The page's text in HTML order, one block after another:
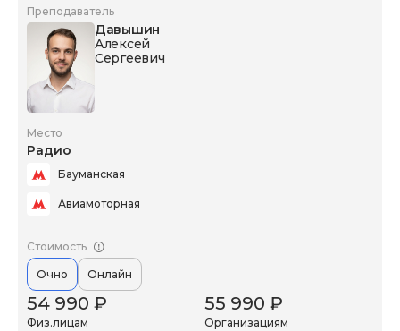
Преподаватель
Давышин
Алексей
Сергеевич
Место
Радио
Бауманская
Авиамоторная
Стоимость
Очно Онлайн
54 990 ₽
Физ.лицам
55 990 ₽
Организациям